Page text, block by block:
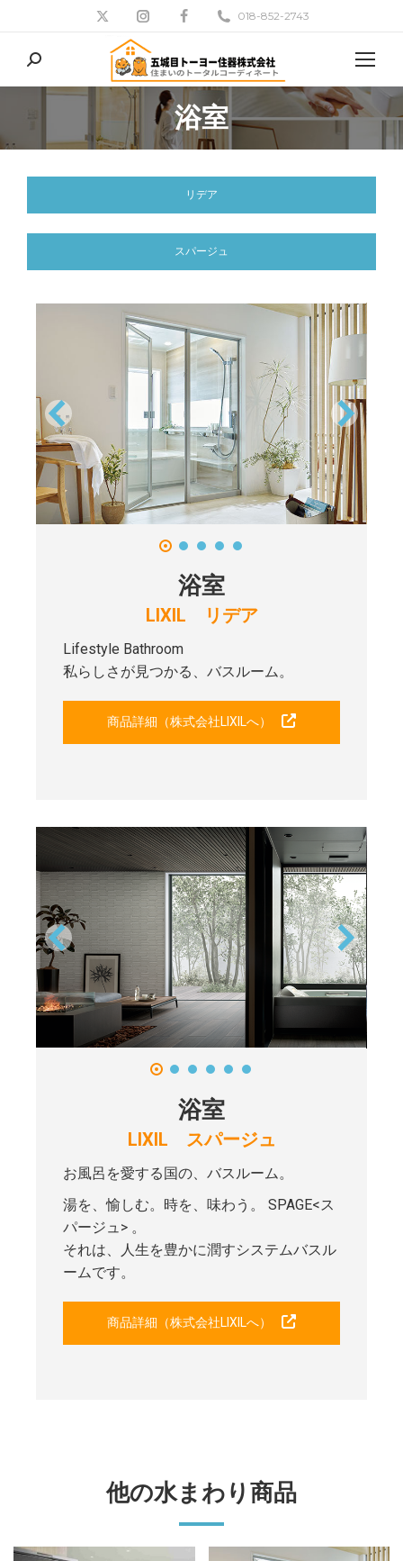
018-852-2743
検
索:
浴室
現在地:
リデア
スパージュ
浴室
LIXIL リデア
Lifestyle Bathroom
私らしさが見つかる、バスルーム。
商品詳細（株式会社LIXILへ）
浴室
LIXIL スパージュ
お風呂を愛する国の、バスルーム。
湯を、愉しむ。時を、味わう。 SPAGE<ス
パージュ> 。
それは、人生を豊かに潤すシステムバスル
ームです。
商品詳細（株式会社LIXILへ）
他の水まわり商品